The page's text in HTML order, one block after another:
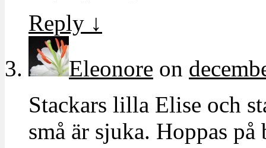
Reply ↓
Eleonore on
Stackars lilla Elise och
små är sjuka. Hoppas